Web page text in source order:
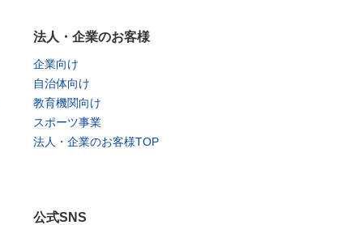
法人・企業のお客様
企業向け
自治体向け
教育機関向け
スポーツ事業
法人・企業のお客様TOP
公式SNS